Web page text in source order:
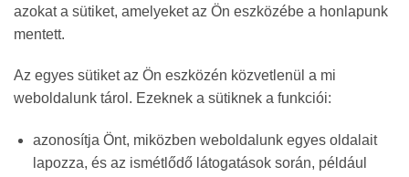
azokat a sütiket, amelyeket az Ön eszközébe a honlapunk
mentett.
Az egyes sütiket az Ön eszközén közvetlenül a mi
weboldalunk tárol. Ezeknek a sütiknek a funkciói:
azonosítja Önt, miközben weboldalunk egyes oldalait
lapozza, és az ismétlődő látogatások során, például